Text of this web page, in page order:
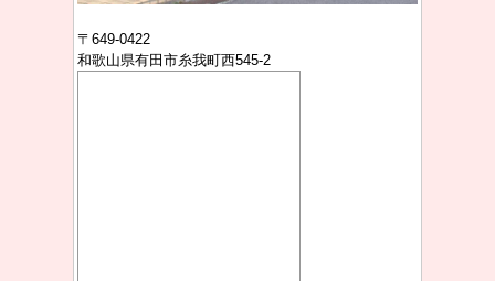
〒649-0422
和歌山県有田市糸我町西545-2